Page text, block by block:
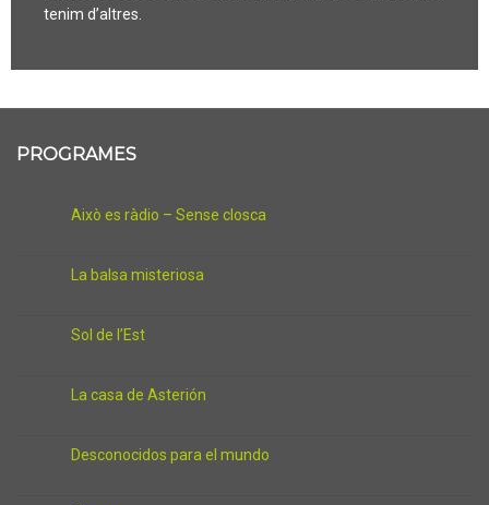
tenim d’altres.
PROGRAMES
Això es ràdio – Sense closca
La balsa misteriosa
Sol de l’Est
La casa de Asterión
Desconocidos para el mundo